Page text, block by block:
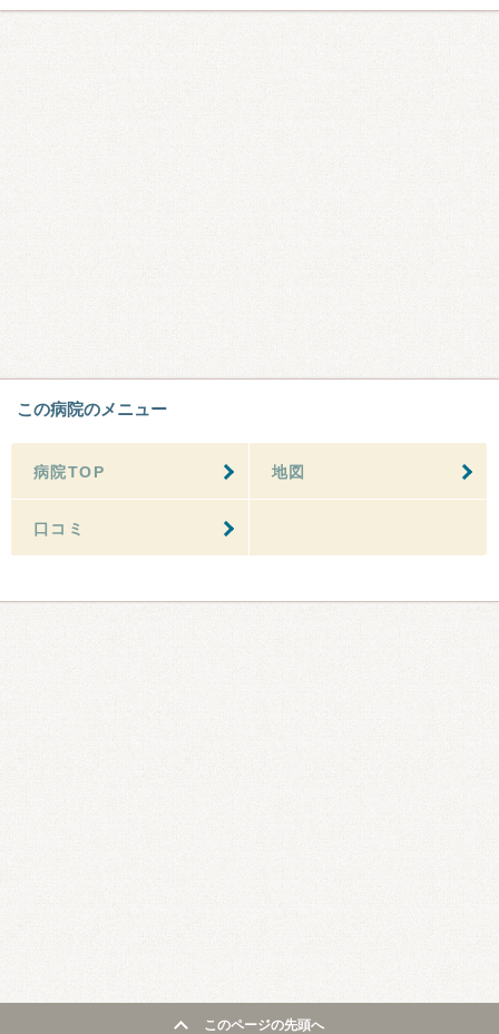
この病院のメニュー
病院TOP 地図
口コミ
このページの先頭へ